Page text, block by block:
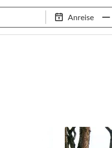
Anreise
97,8% Weiterempfehlungsrate